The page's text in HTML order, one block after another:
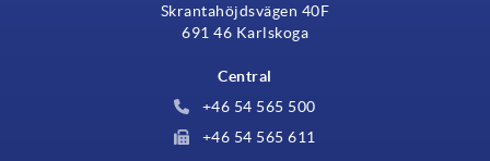
Skrantahöjdsvägen 40F
691 46 Karlskoga
Central
+46 54 565 500
+46 54 565 611